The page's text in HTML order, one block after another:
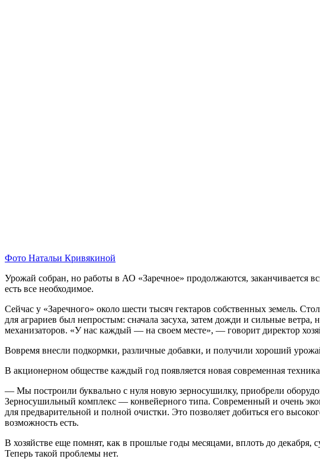
Фото Натальи Кривякиной
Урожай собран, но работы в АО «Заречное» продолжаются, заканчивается
есть все необходимое.
Сейчас у «Заречного» около шести тысяч гектаров собственных земель.
для аграриев был непростым: сначала засуха, затем дожди и сильные
механизаторов. «У нас каждый — на своем месте», — говорит директор
Вовремя внесли подкормки, различные добавки, и получили хороший
В акционерном обществе каждый год появляется новая современная
— Мы построили буквально с нуля новую зерносушилку, приобрели
Зерносушильный комплекс — конвейерного типа. Современный и очень
для предварительной и полной очистки. Это позволяет добиться его
возможность есть.
В хозяйстве еще помнят, как в прошлые годы месяцами, вплоть до декабря,
Теперь такой проблемы нет.